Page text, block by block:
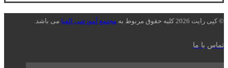
© کپی رایت 2026 کلیه حقوق مربوط به مجتمع آموزشی الفبا می باشد.
تماس با ما